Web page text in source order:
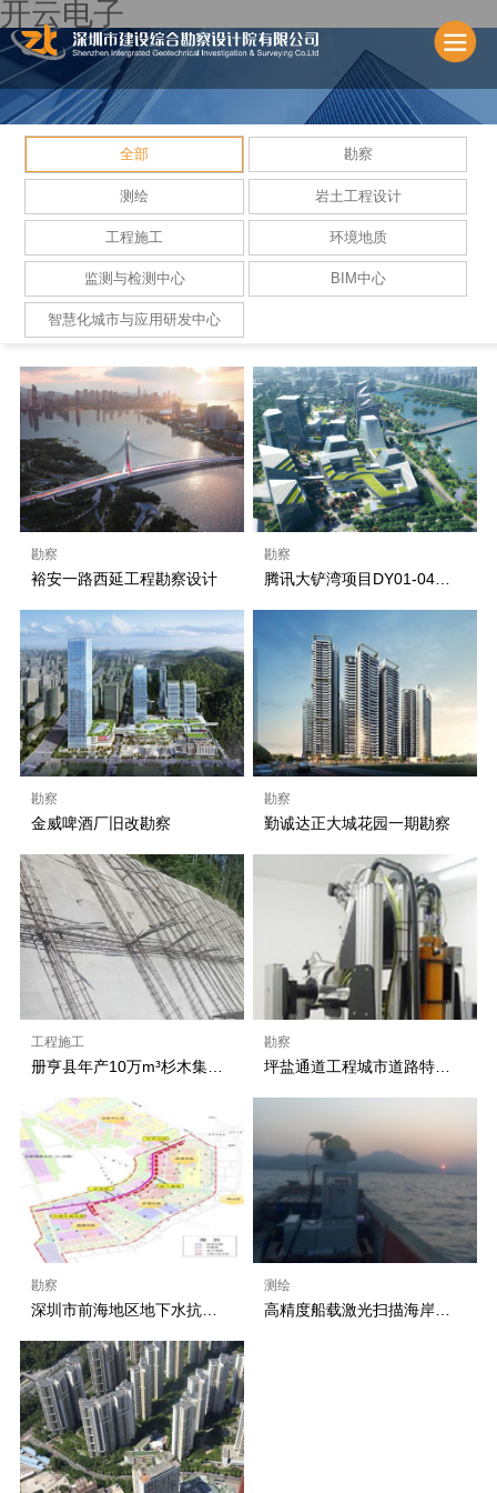
开云电子
全部 勘察
测绘 岩土工程设计
工程施工 环境地质
监测与检测中心 BIM中心
智慧化城市与应用研发中心
勘察
裕安一路西延工程勘察设计
勘察
腾讯大铲湾项目DY01-04地块、DY01-05地块、市政道路和市政设施详细勘察工程
勘察
金威啤酒厂旧改勘察
勘察
勤诚达正大城花园一期勘察
工程施工 勘察
勘察 测绘